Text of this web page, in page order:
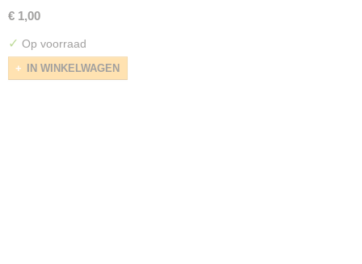
€ 1,00
✓ Op voorraad
IN WINKELWAGEN